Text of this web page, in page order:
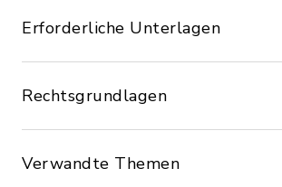
Erforderliche Unterlagen
Rechtsgrundlagen
Verwandte Themen